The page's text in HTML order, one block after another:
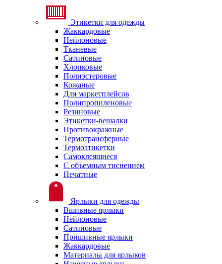
Этикетки для одежды
Жаккардовые
Нейлоновые
Тканевые
Сатиновые
Хлопковые
Полиэстеровые
Кожаные
Для маркетплейсов
Полипропиленовые
Резиновые
Этикетки-вешалки
Противокражные
Термотрансферные
Термоэтикетки
Самоклеящиеся
С объемным тиснением
Печатные
Ярлыки для одежды
Вшивные ярлыки
Нейлоновые
Сатиновые
Пришивные ярлыки
Жаккардовые
Материалы для ярлыков